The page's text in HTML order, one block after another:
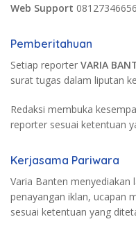
Web Support
Pemberitahuan
Setiap reporter VARIA
surat tugas dalam liputan
Redaksi membuka
reporter sesuai ketentuan
Kerjasama Pariwara
Varia Banten menyediakan
penayangan iklan, ucapan
sesuai ketentuan yang